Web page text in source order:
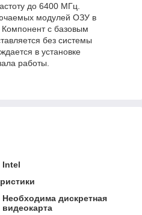
до 6400 МГц.
модулей ОЗУ в
Компонент с базовым
без системы
в установке
работы.
Intel
Необходима дискретная
видеокарта